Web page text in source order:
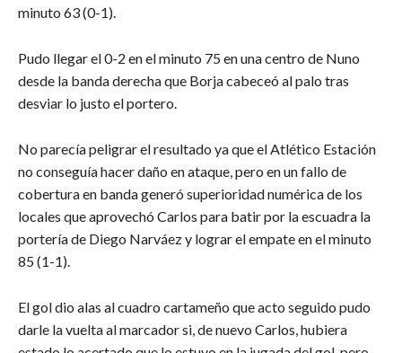
minuto 63 (0-1).
Pudo llegar el 0-2 en el minuto 75 en una centro de Nuno
desde la banda derecha que Borja cabeceó al palo tras
desviar lo justo el portero.
No parecía peligrar el resultado ya que el Atlético Estación
no conseguía hacer daño en ataque, pero en un fallo de
cobertura en banda generó superioridad numérica de los
locales que aprovechó Carlos para batir por la escuadra la
portería de Diego Narváez y lograr el empate en el minuto
85 (1-1).
El gol dio alas al cuadro cartameño que acto seguido pudo
darle la vuelta al marcador si, de nuevo Carlos, hubiera